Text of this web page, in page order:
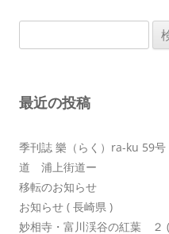
ョ
索:
最近の投稿
季刊誌 樂（らく）ra-ku 59
道 浦上街道ー
移転のお知らせ
お知らせ ( 長崎県 )
妙相寺・富川渓谷の紅葉 ２